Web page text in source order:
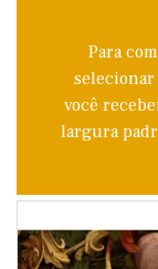
Para
selecionar
você
largura